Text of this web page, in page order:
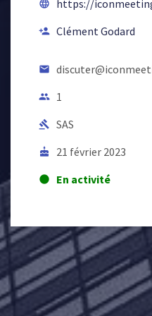
language https://
person_add Clément Godard
email
people 1
gavel SAS
cake 21 février 2023
lens En activité